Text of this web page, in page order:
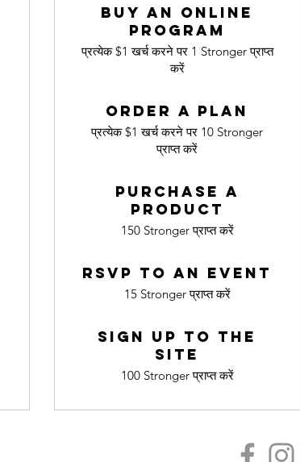
Buy an online
program
प्रत्येक $1 खर्च करने पर 1 Stronger प्राप्त
करें
Order a plan
प्रत्येक $1 खर्च करने पर 10 Stronger
प्राप्त करें
Purchase a
product
150 Stronger प्राप्त करें
RSVP to an event
15 Stronger प्राप्त करें
Sign up to the
site
100 Stronger प्राप्त करें